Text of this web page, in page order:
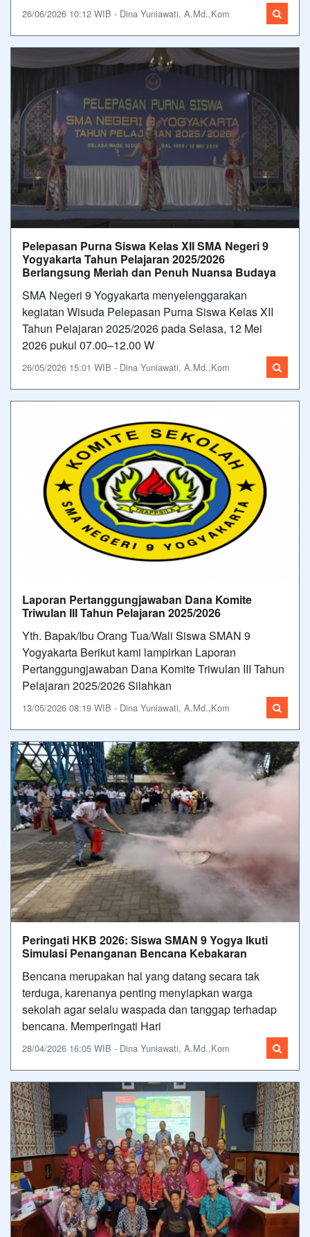
26/06/2026 10:12 WIB - Dina Yuniawati, A.Md.,Kom
Pelepasan Purna Siswa Kelas XII SMA Negeri 9
Yogyakarta Tahun Pelajaran 2025/2026
Berlangsung Meriah dan Penuh Nuansa Budaya
SMA Negeri 9 Yogyakarta menyelenggarakan
kegiatan Wisuda Pelepasan Purna Siswa Kelas XII
Tahun Pelajaran 2025/2026 pada Selasa, 12 Mei
2026 pukul 07.00–12.00 W
26/05/2026 15:01 WIB - Dina Yuniawati, A.Md.,Kom
Laporan Pertanggungjawaban Dana Komite
Triwulan III Tahun Pelajaran 2025/2026
Yth. Bapak/Ibu Orang Tua/Wali Siswa SMAN 9
Yogyakarta Berikut kami lampirkan Laporan
Pertanggungjawaban Dana Komite Triwulan III Tahun
Pelajaran 2025/2026 Silahkan
13/05/2026 08:19 WIB - Dina Yuniawati, A.Md.,Kom
Peringati HKB 2026: Siswa SMAN 9 Yogya Ikuti
Simulasi Penanganan Bencana Kebakaran
Bencana merupakan hal yang datang secara tak
terduga, karenanya penting menyiapkan warga
sekolah agar selalu waspada dan tanggap terhadap
bencana. Memperingati Hari
28/04/2026 16:05 WIB - Dina Yuniawati, A.Md.,Kom